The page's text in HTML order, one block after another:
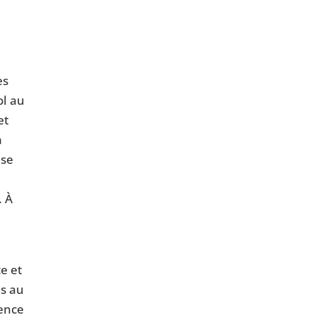
au
À
et
au